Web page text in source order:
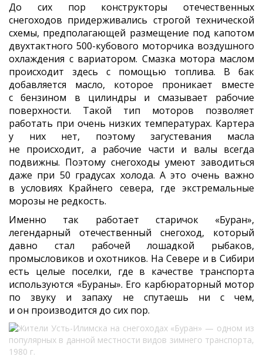
До сих пор конструкторы отечественных
снегоходов придерживались строгой технической
схемы, предполагающей размещение под капотом
двухтактного 500-кубового моторчика воздушного
охлаждения с вариатором. Смазка мотора маслом
происходит здесь с помощью топлива. В бак
добавляется масло, которое проникает вместе
с бензином в цилиндры и смазывает рабочие
поверхности. Такой тип моторов позволяет
работать при очень низких температурах. Картера
у них нет, поэтому загустевания масла
не происходит, а рабочие части и валы всегда
подвижны. Поэтому снегоходы умеют заводиться
даже при 50 градусах холода. А это очень важно
в условиях Крайнего севера, где экстремальные
морозы не редкость.
Именно так работает старичок «Буран»,
легендарный отечественный снегоход, который
давно стал рабочей лошадкой рыбаков,
промысловиков и охотников. На Севере и в Сибири
есть целые поселки, где в качестве транспорта
используются «Бураны». Его карбюраторный мотор
по звуку и запаху не спутаешь ни с чем,
и он производится до сих пор.